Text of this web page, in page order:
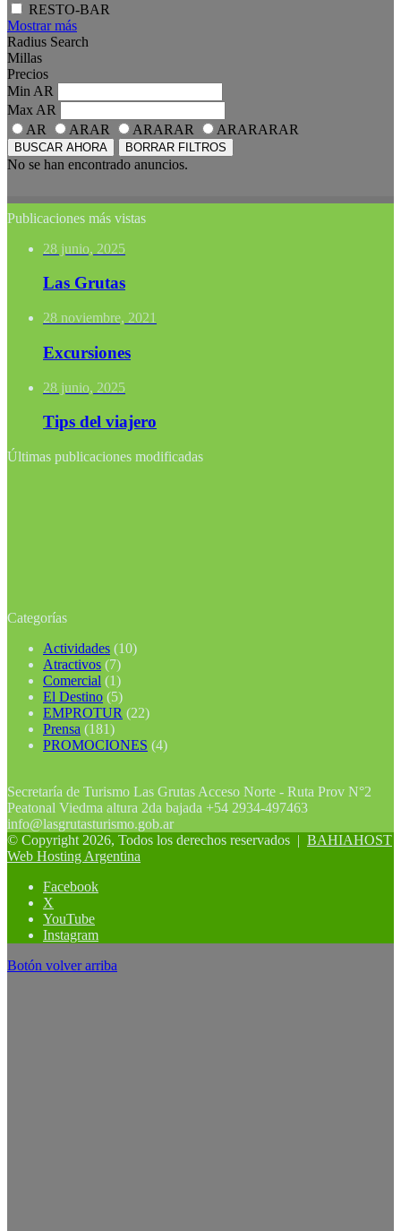
RESTO-BAR
Mostrar más
Radius Search
Millas
Precios
Min AR
Max AR
AR
ARAR ARARAR ARARARAR
BUSCAR AHORA BORRAR FILTROS
No se han encontrado anuncios.
Publicaciones más vistas
28 junio, 2025
Las Grutas
28 noviembre, 2021
Excursiones
28 junio, 2025
Tips del viajero
Últimas publicaciones modificadas
Categorías
Actividades (10)
Atractivos (7)
Comercial (1)
El Destino (5)
EMPROTUR (22)
Prensa (181)
PROMOCIONES (4)
Secretaría de Turismo Las Grutas Acceso Norte - Ruta Prov N°2
Peatonal Viedma altura 2da bajada +54 2934-497463
info@lasgrutasturismo.gob.ar
© Copyright 2026, Todos los derechos reservados | BAHIAHOST
Web Hosting Argentina
Facebook
X
YouTube
Instagram
Botón volver arriba